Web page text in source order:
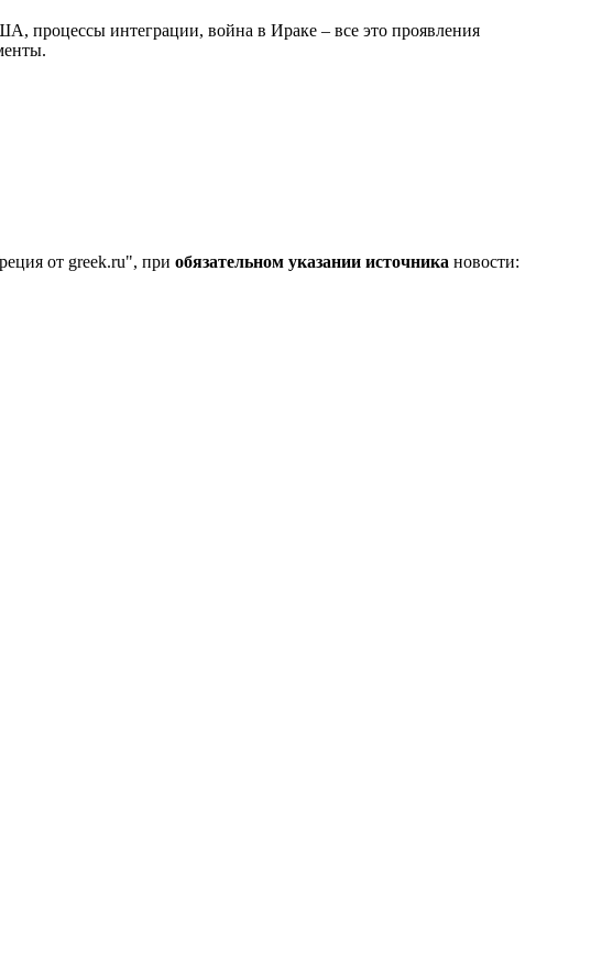
процессы интеграции, война в Ираке – все это проявления
от greek.ru", при обязательном указании источника новости: